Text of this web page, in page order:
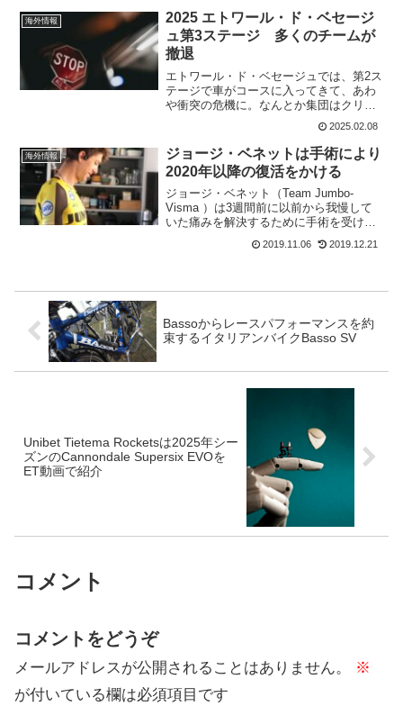
事件など面...
海外情報
2025 エトワール・ド・ベセージ
ュ第3ステージ 多くのチームが
撤退
エトワール・ド・ベセージュでは、第2ス
テージで車がコースに入ってきて、あわ
や衝突の危機に。なんとか集団はクリア
ーしたが、落車も発生。Red Bull - BORA
- hansgroheのマキシム・ファンジルスが
リタイヤとなっている。そして...
2025.02.08
海外情報
ジョージ・ベネットは手術により
2020年以降の復活をかける
ジョージ・ベネット（Team Jumbo-
Visma ）は3週間前に以前から我慢して
いた痛みを解決するために手術を受け
た。彼の病名は、滑りリブ骨症候群と診
断されている。ジョージ・ベネットはこ
2019.11.06 2019.12.21
Bassoからレースパフォーマンスを約
束するイタリアンバイクBasso SV
Unibet Tietema Rocketsは2025年シー
ズンのCannondale Supersix EVOを
ET動画で紹介
コメント
コメントをどうぞ
メールアドレスが公開されることはありません。
※
が付いている欄は必須項目です